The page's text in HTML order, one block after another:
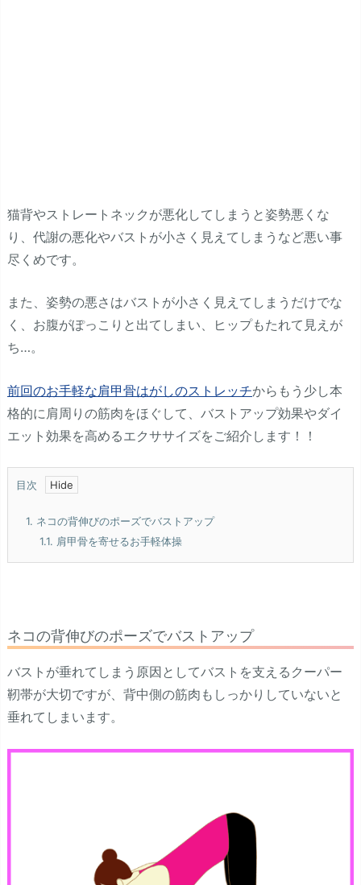
猫背やストレートネックが悪化してしまうと姿勢悪くな
り、代謝の悪化やバストが小さく見えてしまうなど悪い事
尽くめです。
また、姿勢の悪さはバストが小さく見えてしまうだけでな
く、お腹がぽっこりと出てしまい、ヒップもたれて見えが
ち…。
前回のお手軽な肩甲骨はがしのストレッチからもう少し本
格的に肩周りの筋肉をほぐして、バストアップ効果やダイ
エット効果を高めるエクササイズをご紹介します！！
目次
1. ネコの背伸びのポーズでバストアップ
1.1. 肩甲骨を寄せるお手軽体操
ネコの背伸びのポーズでバストアップ
バストが垂れてしまう原因としてバストを支えるクーパー
靭帯が大切ですが、背中側の筋肉もしっかりしていないと
垂れてしまいます。